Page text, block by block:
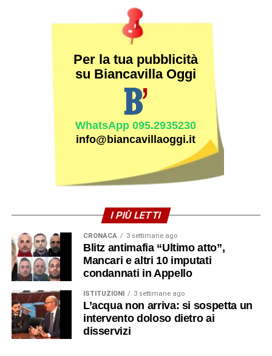
Per la tua pubblicità
su Biancavilla Oggi
WhatsApp 095.2935230
info@biancavillaoggi.it
I PIÙ LETTI
CRONACA 3 settimane ago
Blitz antimafia “Ultimo atto”,
Mancari e altri 10 imputati
condannati in Appello
ISTITUZIONI 3 settimane ago
L’acqua non arriva: si sospetta un
intervento doloso dietro ai
disservizi